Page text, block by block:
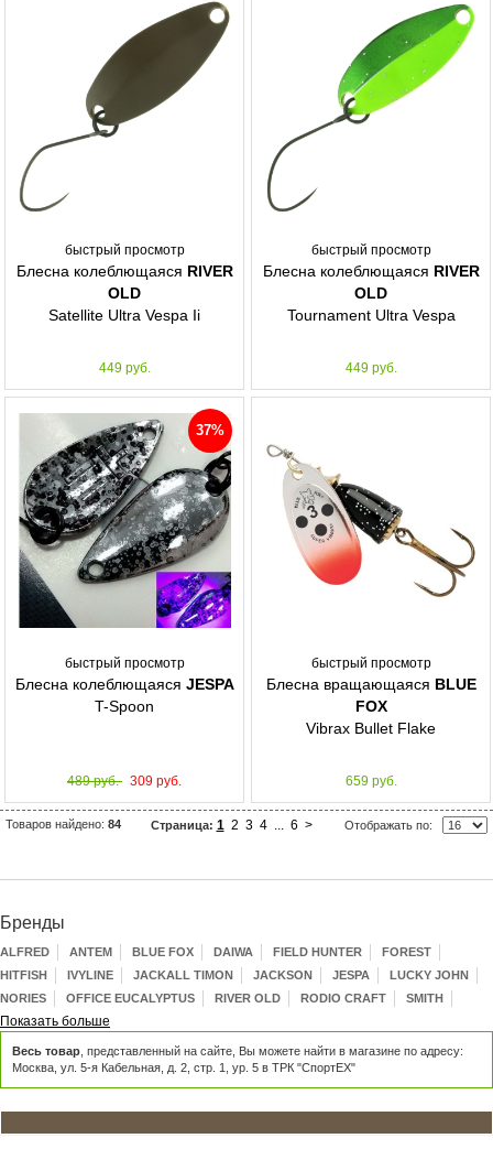
быстрый просмотр
Блесна колеблющаяся RIVER
OLD
Satellite Ultra Vespa Ii
449 руб.
быстрый просмотр
Блесна колеблющаяся RIVER
OLD
Tournament Ultra Vespa
449 руб.
быстрый просмотр
37%
Блесна колеблющаяся JESPA
T-Spoon
489 руб. 309 руб.
быстрый просмотр
Блесна вращающаяся BLUE
FOX
Vibrax Bullet Flake
659 руб.
Товаров найдено: 84 Страница: 1 2 3 4 6 > Отображать по:
Бренды
ALFRED ANTEM BLUE FOX DAIWA FIELD HUNTER
FOREST
HITFISH
IVYLINE JACKALL TIMON JACKSON JESPA
LUCKY JOHN
NORIES
OFFICE EUCALYPTUS RIVER OLD RODIO CRAFT SMITH
Показать больше
Весь товар , представленный на сайте, Вы можете найти в магазине по адресу:
Москва, ул. 5-я Кабельная, д. 2, стр. 1, ур. 5 в ТРК "СпортЕХ"